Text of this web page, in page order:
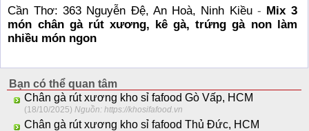
Cần Thơ: 363 Nguyễn Đệ, An Hoà, Ninh Kiều- Mix 3
món chân gà rút xương, kê gà, trứng gà non làm
nhiều món ngon
Bạn có thể quan tâm
Chân gà rút xương kho sỉ fafood Gò Vấp, HCM
(18/10/2025)Nguồn: https://khosifafood.vn
Chân gà rút xương kho sỉ fafood Thủ Đức, HCM